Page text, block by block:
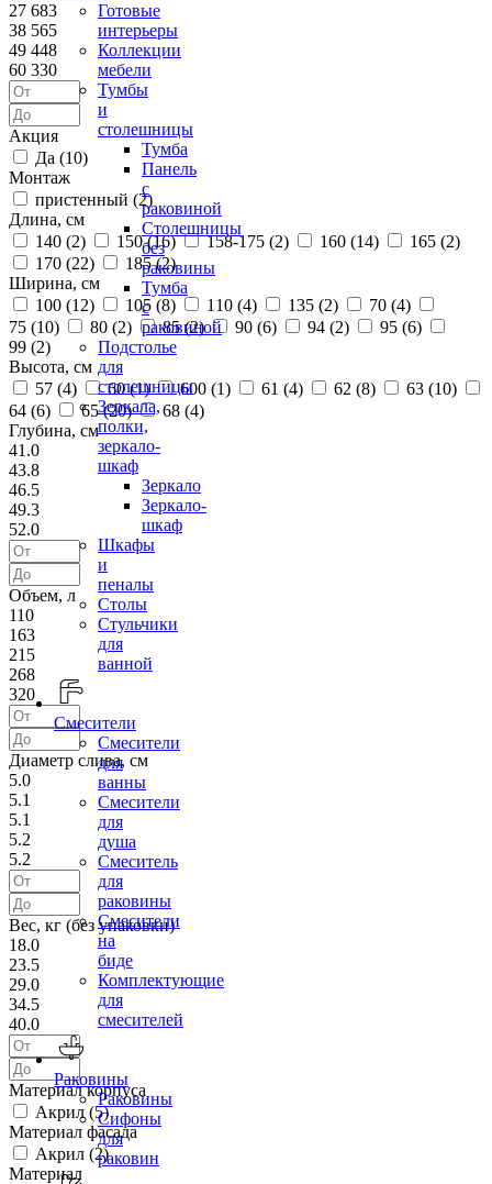
Готовые
интерьеры
Коллекции
мебели
Тумбы
и
столешницы
Тумба
Панель
с
раковиной
Столешницы
без
раковины
Тумба
с
раковиной
Подстолье
для
столешницы
Зеркала,
полки,
зеркало-
шкаф
Зеркало
Зеркало-
шкаф
Шкафы
и
пеналы
Столы
Стульчики
для
ванной
Смесители
Смесители
для
ванны
Смесители
для
душа
Смеситель
для
раковины
Смесители
на
биде
Комплектующие
для
смесителей
Раковины
Раковины
Сифоны
для
раковин
27 683
38 565
49 448
60 330
Акция
Да (10)
Монтаж
пристенный (2)
Длина, см
140 (2) 150 (16) 158-175 (2) 160 (14) 165 (2)
170 (22) 185 (2)
Ширина, см
100 (12) 105 (8) 110 (4) 135 (2) 70 (4)
75 (10) 80 (2) 85 (2) 90 (6) 94 (2) 95 (6)
99 (2)
Высота, см
57 (4) 60 (1) 600 (1) 61 (4) 62 (8) 63 (10)
64 (6) 65 (20) 68 (4)
Глубина, см
41.0
43.8
46.5
49.3
52.0
Объем, л
110
163
215
268
320
Диаметр слива, см
5.0
5.1
5.1
5.2
5.2
Вес, кг (без упаковки)
18.0
23.5
29.0
34.5
40.0
Материал корпуса
Акрил (5)
Материал фасада
Акрил (2)
Материал